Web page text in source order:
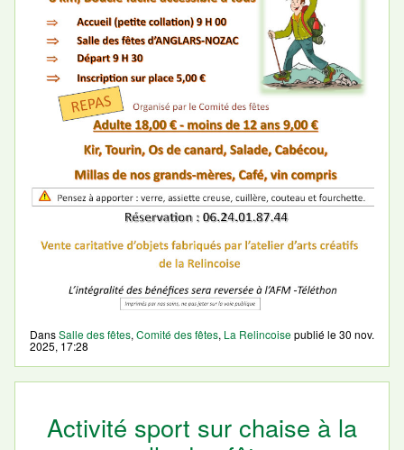
DansSalle des fêtes, Comité des fêtes, La Relincoisepublié le30 nov.
2025, 17:28
Activité sport sur chaise à la